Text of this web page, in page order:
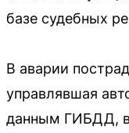
базе судебных
В аварии
управлявшая
данным ГИБДД, в